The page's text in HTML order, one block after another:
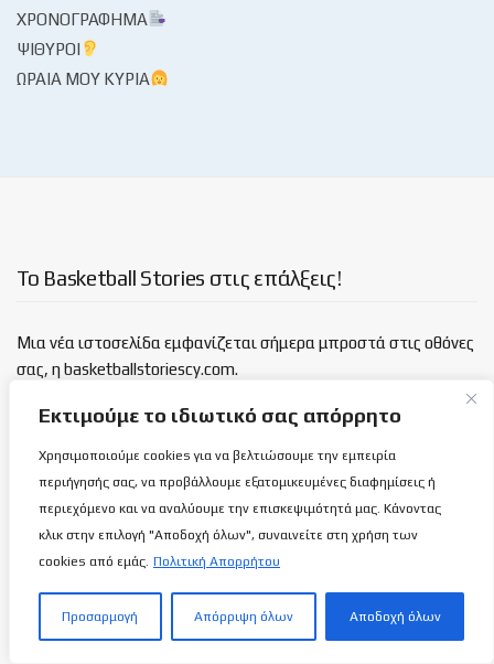
Εκτιμούμε το ιδιωτικό σας απόρρητο
Χρησιμοποιούμε cookies για να βελτιώσουμε την εμπειρία
περιήγησής σας, να προβάλλουμε εξατομικευμένες διαφημίσεις ή
περιεχόμενο και να αναλύουμε την επισκεψιμότητά μας. Κάνοντας
κλικ στην επιλογή "Αποδοχή όλων", συναινείτε στη χρήση των
cookies από εμάς. Πολιτική Απορρήτου
Προσαρμογή Απόρριψη όλων Αποδοχή όλων
ΧΡΟΝΟΓΡΆΦΗΜΑ
ΨΊΘΥΡΟΙ
ΩΡΑΊΑ ΜΟΥ ΚΥΡΊΑ
Το Basketball Stories στις επάλξεις!
Μια νέα ιστοσελίδα εμφανίζεται σήμερα μπροστά στις οθόνες
σας, η basketballstoriescy.com.
Κανένα μα κανένα κείμενο σε αυτήν την ιστοσελίδα, δεν
θα είναιανώνυμο!
καλαθόσφαιρα | ιστορία | πνεύμα | πολιτεία
Τελευταία άρθρα
Πως ο πιλότος Σήφης Μιγάδης κατάφερε